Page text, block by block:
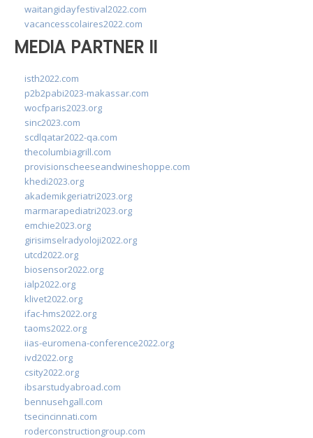
waitangidayfestival2022.com
vacancesscolaires2022.com
MEDIA PARTNER II
isth2022.com
p2b2pabi2023-makassar.com
wocfparis2023.org
sinc2023.com
scdlqatar2022-qa.com
thecolumbiagrill.com
provisionscheeseandwineshoppe.com
khedi2023.org
akademikgeriatri2023.org
marmarapediatri2023.org
emchie2023.org
girisimselradyoloji2022.org
utcd2022.org
biosensor2022.org
ialp2022.org
klivet2022.org
ifac-hms2022.org
taoms2022.org
iias-euromena-conference2022.org
ivd2022.org
csity2022.org
ibsarstudyabroad.com
bennusehgall.com
tsecincinnati.com
roderconstructiongroup.com